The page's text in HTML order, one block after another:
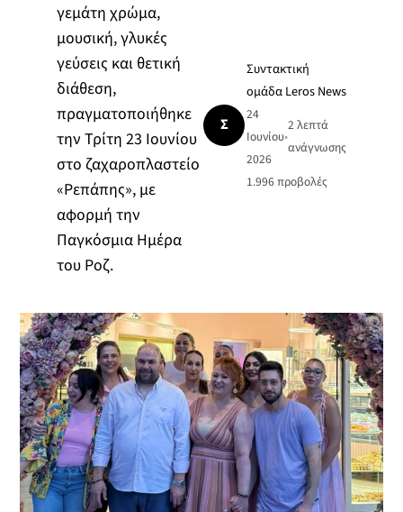
γεμάτη χρώμα,
μουσική, γλυκές
γεύσεις και θετική
διάθεση,
πραγματοποιήθηκε
την Τρίτη 23 Ιουνίου
στο ζαχαροπλαστείο
«Ρεπάπης», με
αφορμή την
Παγκόσμια Ημέρα
του Ροζ.
Σ
Συντακτική
ομάδα Leros News
24
Ιουνίου
2026
•
2 λεπτά
ανάγνωσης
1.996προβολές